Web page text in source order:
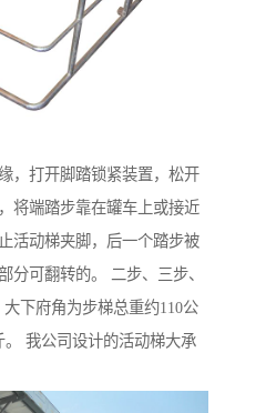
，打开脚踏锁紧装置，松开
将端踏步靠在罐车上或接近
活动梯夹脚，后一个踏步被
分可翻转的。 二步、三步、
下府角为步梯总重约110公
。 我公司设计的活动梯大承